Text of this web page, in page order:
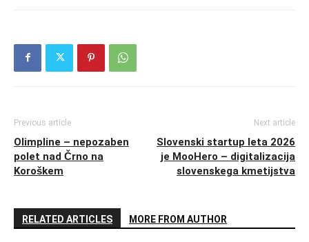
Previous article
Olimpline – nepozaben
polet nad Črno na
Koroškem
Next article
Slovenski startup leta 2026
je MooHero – digitalizacija
slovenskega kmetijstva
RELATED ARTICLES MORE FROM AUTHOR